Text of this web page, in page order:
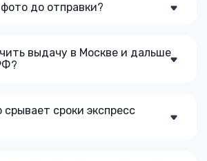
до отправки?
выдачу в Москве и дальше
срывает сроки экспресс